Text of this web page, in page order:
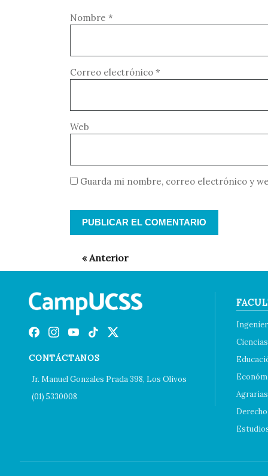
Nombre *
Correo electrónico *
Web
Guarda mi nombre, correo electrónico y
CONTÁCTANOS
Jr. Manuel Gonzales Prada 398, Los Olivos
(01) 5330008